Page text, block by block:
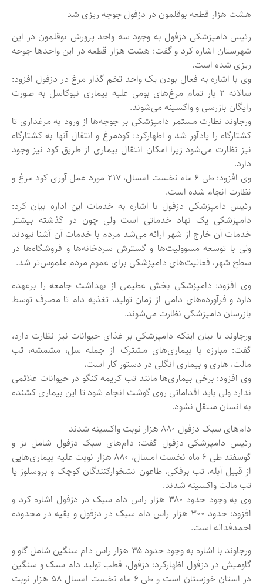
هشت هزار قطعه بوقلمون در دزفول جوجه ریزی شد
رئیس دامپزشکی دزفول به وجود سه واحد پرورش بوقلمون در این
شهرستان اشاره کرد و گفت: هشت هزار قطعه در این واحدها جوجه
ریزی شده است.
وی با اشاره به فعال بودن یک واحد تخم گذار مرغ در دزفول افزود:
سالانه ۲ بار تمام مرغ‌های بومی علیه بیماری نیوکاسل به صورت
رایگان بازرسی و واکسینه می‌شوند.
ورجاوند نظارت مستمر دامپزشکی بر جوجه‌ها از ورود به مرغداری تا
کشتارگاه را یادآور شد و اظهارکرد: کودمرغ و انتقال آنها به کشتارگاه
نیز نظارت می‌شود زیرا امکان انتقال بیماری از طریق کود نیز وجود
دارد.
وی افزود: طی ۶ ماه نخست امسال، ۲۱۷ مورد عمل آوری کود مرغ و
نظارت انجام شده است.
رئیس دامپزشکی دزفول با اشاره به خدمات این اداره بیان کرد:
دامپزشکی یک نهاد خدماتی است ولی چون در گذشته بیشتر
خدمات آن خارج از شهر ارائه می‌شد مردم با خدمات آن آشنا نبودند
ولی با توسعه مسوولیت‌ها و گسترش سردخانه‌ها و فروشگاه‌ها در
سطح شهر، فعالیت‌های دامپزشکی برای عموم مردم ملموس‌تر شد.
وی افزود: دامپزشکی بخش عظیمی از بهداشت جامعه را برعهده
دارد و فرآورده‌های دامی از زمان تولید، تغذیه دام تا مصرف توسط
بازرسان دامپزشکی نظارت می‌شوند.
ورجاوند با بیان اینکه دامپزشکی بر غذای حیوانات نیز نظارت دارد،
گفت: مبارزه با بیماری‌های مشترک از جمله سل، مشمشه، تب
مالت، هاری و بیماری انگلی در دستور کار است،
وی افزود: برخی بیماری‌ها مانند تب کریمه کنگو در حیوانات علائمی
ندارد ولی باید اقداماتی روی گوشت انجام شود تا این بیماری کشنده
به انسان منتقل نشود.
دام‌های سبک دزفول ۸۸۰ هزار نوبت واکسینه شدند
رئیس دامپزشکی دزفول گفت: دام‌های سبک دزفول شامل بز و
گوسفند طی ۶ ماه نخست امسال، ۸۸۰ هزار نوبت علیه بیماری‌هایی
از قبیل آبله، تب برفکی، طاعون نشخوارکنندگان کوچک و بروسلوز یا
تب مالت واکسینه شدند.
وی به وجود حدود ۳۸۰ هزار راس دام سبک در دزفول اشاره کرد و
افزود: حدود ۳۰۰ هزار راس دام سبک در دزفول و بقیه در محدوده
احمدفداله است.
ورجاوند با اشاره به وجود حدود ۳۵ هزار راس دام سنگین شامل گاو و
گاومیش در دزفول اظهارکرد: دزفول، قطب تولید دام سبک و سنگین
در استان خوزستان است و طی ۶ ماه نخست امسال ۵۸ هزار نوبت